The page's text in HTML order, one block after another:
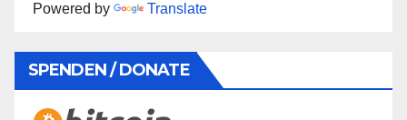
Powered by Translate
SPENDEN / DONATE